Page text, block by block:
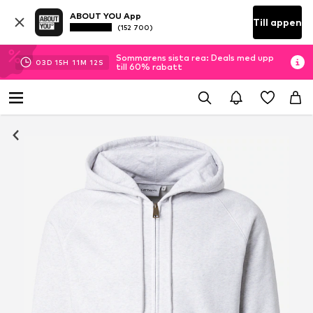
ABOUT YOU App
(152 700) Till appen
03D 15H 11M 12 S
Sommarens sista rea: Deals med upp
till 60% rabatt